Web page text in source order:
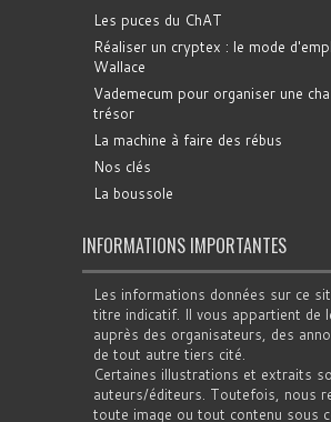
Les puces du ChAT
Réaliser un cryptex : le mode
Wallace
Vademecum pour organiser une
trésor
La machine à faire des rébus
Nos clés
La boussole
INFORMATIONS IMPORTANTES
Les informations données sur ce
titre indicatif. Il vous appartient de
auprès des organisateurs, des
de tout autre tiers cité.
Certaines illustrations et extraits
auteurs/éditeurs. Toutefois, nous
toute image ou tout contenu sous